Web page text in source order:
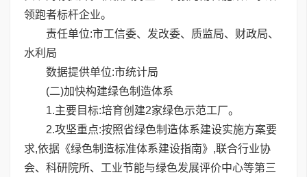
领跑者标杆企业。
责任单位:市工信委、发改委、质监局、财政局、
水利局
数据提供单位:市统计局
(二)加快构建绿色制造体系
1.主要目标:培育创建2家绿色示范工厂。
2.攻坚重点:按照省绿色制造体系建设实施方案要
求,依据《绿色制造标准体系建设指南》,联合行业协
会、科研院所、工业节能与绿色发展评价中心等第三